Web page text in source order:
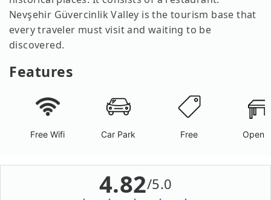
Nevşehir Güvercinlik Valley is the tourism base that
every traveler must visit and waiting to be
discovered.
Features
Free Wifi Car Park Free Open
4.82/5.0